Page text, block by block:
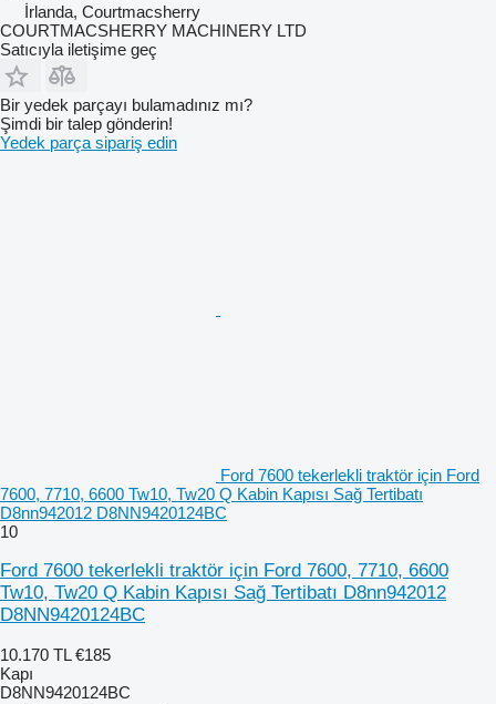
İrlanda, Courtmacsherry
COURTMACSHERRY MACHINERY LTD
Satıcıyla iletişime geç
Bir yedek parçayı bulamadınız mı?
Şimdi bir talep gönderin!
Yedek parça sipariş edin
Ford 7600 tekerlekli traktör için Ford
7600, 7710, 6600 Tw10, Tw20 Q Kabin Kapısı Sağ Tertibatı
D8nn942012 D8NN9420124BC
10
Ford 7600 tekerlekli traktör için Ford 7600, 7710, 6600
Tw10, Tw20 Q Kabin Kapısı Sağ Tertibatı D8nn942012
D8NN9420124BC
10.170 TL €185
Kapı
D8NN9420124BC